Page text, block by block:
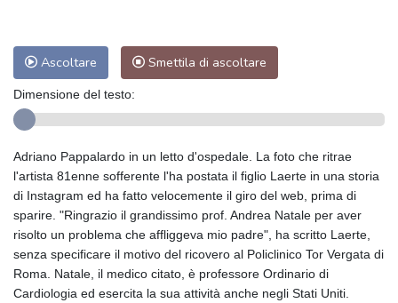
Ascoltare Smettila di ascoltare
Dimensione del testo:
Adriano Pappalardo in un letto d'ospedale. La foto che ritrae
l'artista 81enne sofferente l'ha postata il figlio Laerte in una storia
di Instagram ed ha fatto velocemente il giro del web, prima di
sparire. "Ringrazio il grandissimo prof. Andrea Natale per aver
risolto un problema che affliggeva mio padre", ha scritto Laerte,
senza specificare il motivo del ricovero al Policlinico Tor Vergata di
Roma. Natale, il medico citato, è professore Ordinario di
Cardiologia ed esercita la sua attività anche negli Stati Uniti.